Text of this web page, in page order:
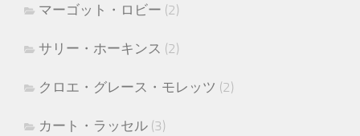
マーゴット・ロビー (2)
サリー・ホーキンス (2)
クロエ・グレース・モレッツ (2)
カート・ラッセル (3)